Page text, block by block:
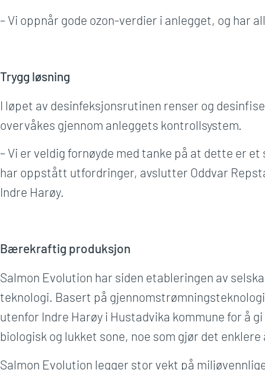
– Vi oppnår gode ozon-verdier i anlegget, og har
Trygg løsning
I løpet av desinfeksjonsrutinen renser og
overvåkes gjennom anleggets kontrollsystem.
– Vi er veldig fornøyde med tanke på at dette er
har oppstått utfordringer, avslutter Oddvar
Indre Harøy.
Bærekraftig produksjon
Salmon Evolution har siden etableringen av
teknologi. Basert på
utenfor Indre Harøy i Hustadvika kommune for å
biologisk og lukket sone, noe som gjør det
Salmon Evolution legger stor vekt på